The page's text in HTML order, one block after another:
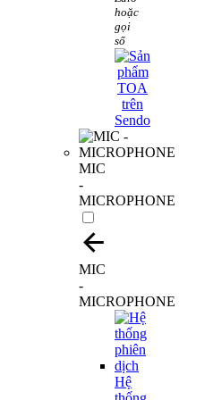
hoặc
gọi
số
MIC
-
MICROPHONE
MIC
-
MICROPHONE
Hệ